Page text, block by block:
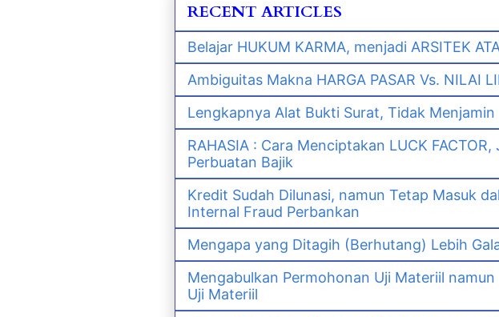
RECENT ARTICLES
Belajar HUKUM KARMA, menjadi ARSITEK
Ambiguitas Makna HARGA PASAR Vs. NILAI
Lengkapnya Alat Bukti Surat, Tidak
RAHASIA : Cara Menciptakan LUCK
Perbuatan Bajik
Kredit Sudah Dilunasi, namun Tetap Masuk
Internal Fraud Perbankan
Mengapa yang Ditagih (Berhutang) Lebih
Mengabulkan Permohonan Uji Materiil
Uji Materiil